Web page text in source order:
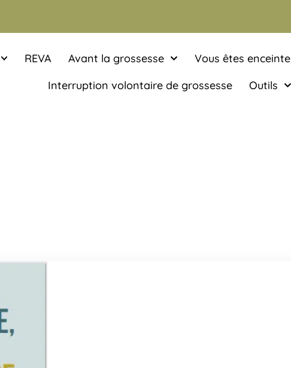
REVA Avant la grossesse Vous êtes enceinte
Interruption volontaire de grossesse
Outils